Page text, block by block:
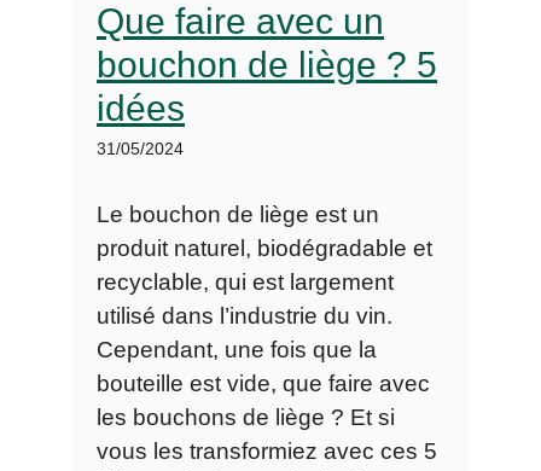
Que faire avec un
bouchon de liège ? 5
idées
31/05/2024
Le bouchon de liège est un
produit naturel, biodégradable et
recyclable, qui est largement
utilisé dans l’industrie du vin.
Cependant, une fois que la
bouteille est vide, que faire avec
les bouchons de liège ? Et si
vous les transformiez avec ces 5